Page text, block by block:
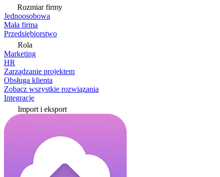
Rozmiar firmy
Jednoosobowa
Mała firma
Przedsiębiorstwo
Rola
Marketing
HR
Zarządzanie projektem
Obsługa klienta
Zobacz wszystkie rozwiązania
Integracje
Import i eksport